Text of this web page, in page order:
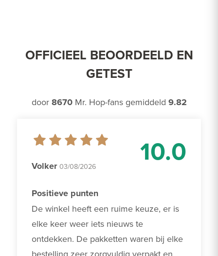
OFFICIEEL BEOORDEELD EN
GETEST
door 8670Mr. Hop-fans gemiddeld 9.82
10.0
Volker 03/08/2026
Positieve punten
De winkel heeft een ruime keuze, er is
elke keer weer iets nieuws te
ontdekken. De pakketten waren bij elke